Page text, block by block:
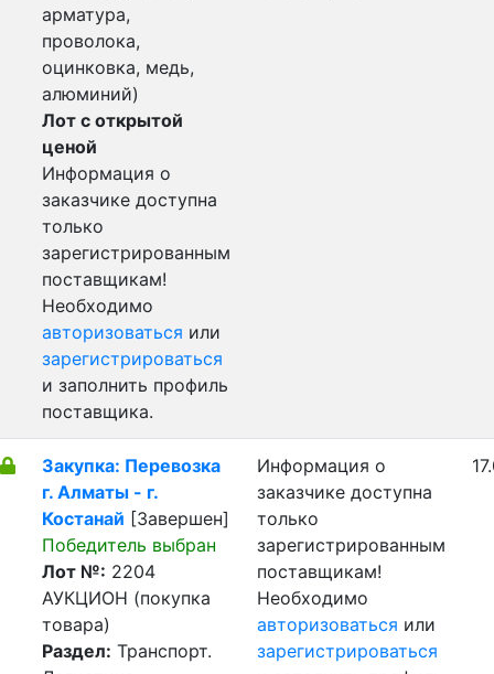
арматура,
проволока,
оцинковка, медь,
алюминий)
Лот с открытой
ценой
Информация о
заказчике доступна
только
зарегистрированным
поставщикам!
Необходимо
авторизоваться или
зарегистрироваться
и заполнить профиль
поставщика.
Закупка: Перевозка
г. Алматы - г.
Костанай [Завершен]
Победитель выбран
Лот №: 2204
АУКЦИОН (покупка
товара)
Раздел: Транспорт.
Информация о
заказчике доступна
только
зарегистрированным
поставщикам!
Необходимо
авторизоваться или
зарегистрироваться